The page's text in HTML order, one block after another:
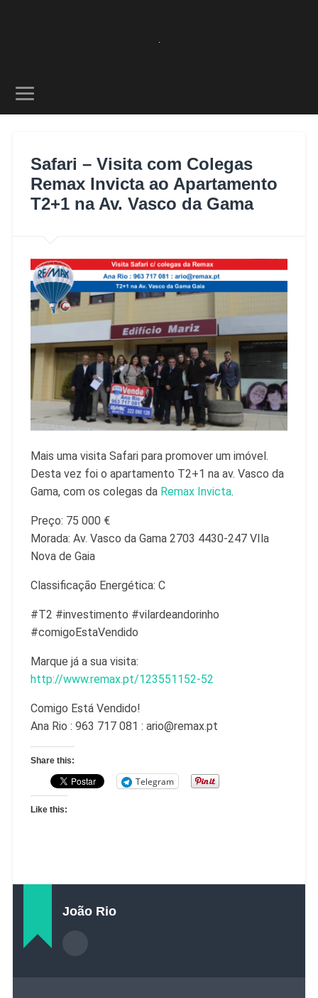
Safari – Visita com Colegas
Remax Invicta ao Apartamento
T2+1 na Av. Vasco da Gama
Mais uma visita Safari para promover um imóvel.
Desta vez foi o apartamento T2+1 na av. Vasco da
Gama, com os colegas da Remax Invicta.
Preço: 75 000 €
Morada: Av. Vasco da Gama 2703 4430-247 VIla
Nova de Gaia
Classificação Energética: C
#T2 #investimento #vilardeandorinho
#comigoEstaVendido
Marque já a sua visita:
http://www.remax.pt/123551152-52
Comigo Está Vendido!
Ana Rio : 963 717 081 : ario@remax.pt
Share this:
Telegram
Like this:
João Rio